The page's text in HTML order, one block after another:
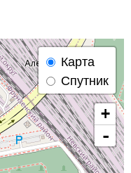
Карта
Спутник
+
-